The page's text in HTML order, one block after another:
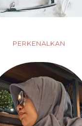
PERKENALKAN